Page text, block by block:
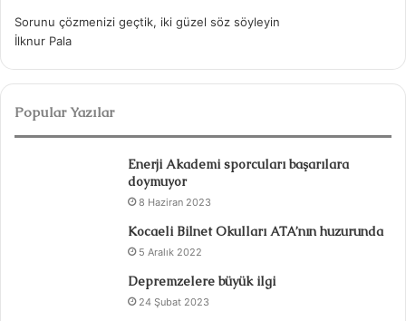
Sorunu çözmenizi geçtik, iki güzel söz söyleyin
İlknur Pala
Popular Yazılar
Enerji Akademi sporcuları başarılara
doymuyor
8 Haziran 2023
Kocaeli Bilnet Okulları ATA’nın huzurunda
5 Aralık 2022
Depremzelere büyük ilgi
24 Şubat 2023